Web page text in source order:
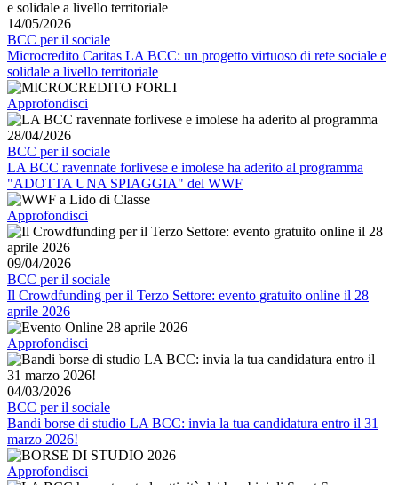
14/05/2026
BCC per il sociale
Microcredito Caritas LA BCC: un progetto virtuoso di rete sociale e
solidale a livello territoriale
Approfondisci
28/04/2026
BCC per il sociale
LA BCC ravennate forlivese e imolese ha aderito al programma
"ADOTTA UNA SPIAGGIA" del WWF
Approfondisci
09/04/2026
BCC per il sociale
Il Crowdfunding per il Terzo Settore: evento gratuito online il 28
aprile 2026
Approfondisci
04/03/2026
BCC per il sociale
Bandi borse di studio LA BCC: invia la tua candidatura entro il 31
marzo 2026!
Approfondisci